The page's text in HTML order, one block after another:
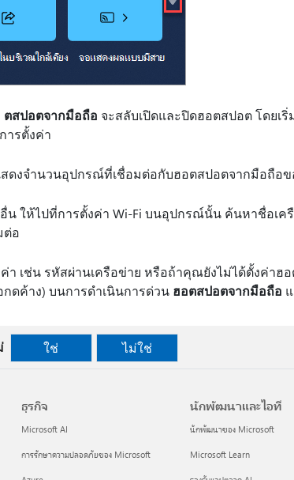
ตสปอตจากมือถือ จะสลับเปิดและปิดฮอตสปอต โดย
รตั้งค่า
ดงจํานวนอุปกรณ์ที่เชื่อมต่อกับฮอตสปอตจากมือถือ
น ให้ไปที่การตั้งค่า Wi-Fi บนอุปกรณ์นั้น ค้นหาชื่อเค
ต่อ
า เช่น รหัสผ่านเครือข่าย หรือถ้าคุณยังไม่ได้ตั้งค่าฮ
ดค้าง) บนการดําเนินการด่วน ฮอตสปอตจากมือถือ
ใช่ ไม่ใช่
ธุรกิจ
Microsoft AI
การรักษาความปลอดภัยของ Microsoft
นักพัฒนาและไอที
นักพัฒนาของ Microsoft
Microsoft Learn